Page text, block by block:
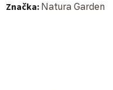
Značka: Natura Garden